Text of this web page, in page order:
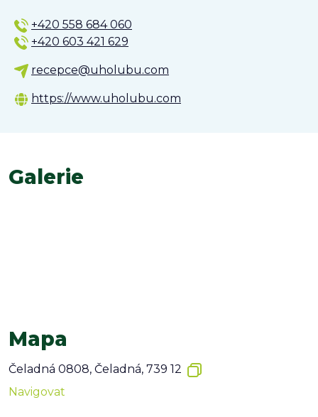
+420 558 684 060
+420 603 421 629
recepce@uholubu.com
https://www.uholubu.com
Galerie
Mapa
Čeladná 0808, Čeladná, 739 12
Navigovat